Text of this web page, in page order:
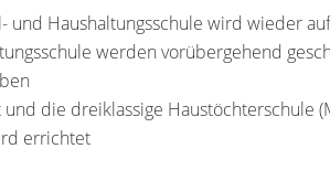
und Haushaltungsschule wird wieder
werden vorübergehend
die dreiklassige Haustöchterschule
errichtet